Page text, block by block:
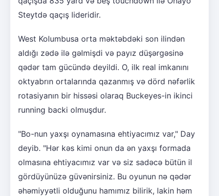
Steytdə qaçış lideridir.
West Kolumbusa orta məktəbdəki son ilindən
aldığı zədə ilə gəlmişdi və payız düşərgəsinə
qədər tam gücündə deyildi. O, ilk real imkanını
oktyabrın ortalarında qazanmış və dörd nəfərlik
rotasiyanın bir hissəsi olaraq Buckeyes-in ikinci
running backi olmuşdur.
"Bo-nun yaxşı oynamasına ehtiyacımız var," Day
deyib. "Hər kəs kimi onun da ən yaxşı formada
olmasına ehtiyacımız var və siz sadəcə bütün il
gördüyünüzə güvənirsiniz. Bu oyunun nə qədər
əhəmiyyətli olduğunu hamımız bilirik, lakin həm